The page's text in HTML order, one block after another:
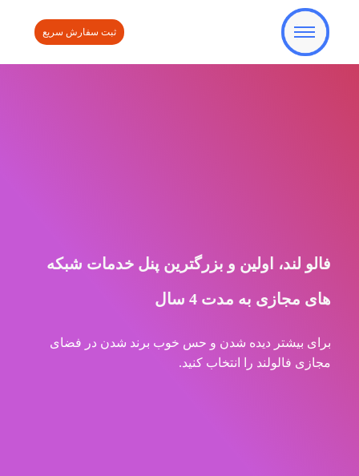
ثبت سفارش سریع
فالو لند، اولین و بزرگترین پنل خدمات شبکه
های مجازی به مدت 4 سال
برای بیشتر دیده شدن و حس خوب برند شدن در فضای
مجازی فالولند را انتخاب کنید.